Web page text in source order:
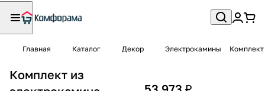
Главная Каталог Декор Электрокамины
Комплект из